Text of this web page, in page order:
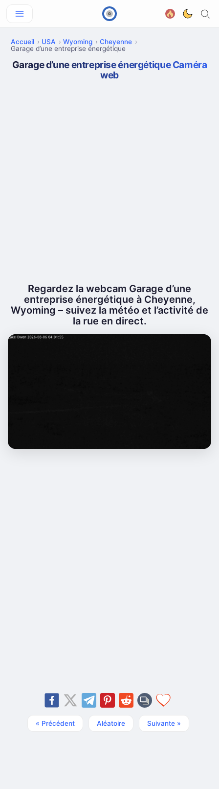
Accueil USA Wyoming
Cheyenne
Garage d’une entreprise énergétique
Garage d’une entreprise énergétique Caméra
web
Regardez la webcam Garage d’une
entreprise énergétique à Cheyenne,
Wyoming – suivez la météo et l’activité de
la rue en direct.
« Précédent Aléatoire Suivante »